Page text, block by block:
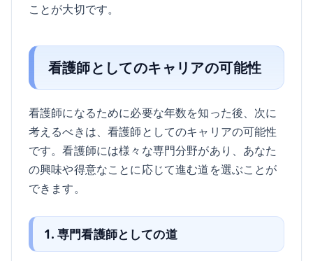
ことが大切です。
看護師としてのキャリアの可能性
看護師になるために必要な年数を知った後、次に
考えるべきは、看護師としてのキャリアの可能性
です。看護師には様々な専門分野があり、あなた
の興味や得意なことに応じて進む道を選ぶことが
できます。
1. 専門看護師としての道